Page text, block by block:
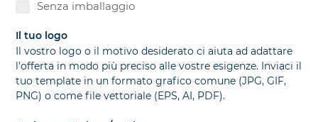
Senza imballaggio
Il tuo logo
Il vostro logo o il motivo desiderato ci aiuta ad adattare
l'offerta in modo più preciso alle vostre esigenze. Inviaci il
tuo template in un formato grafico comune (JPG, GIF,
PNG) o come file vettoriale (EPS, AI, PDF).